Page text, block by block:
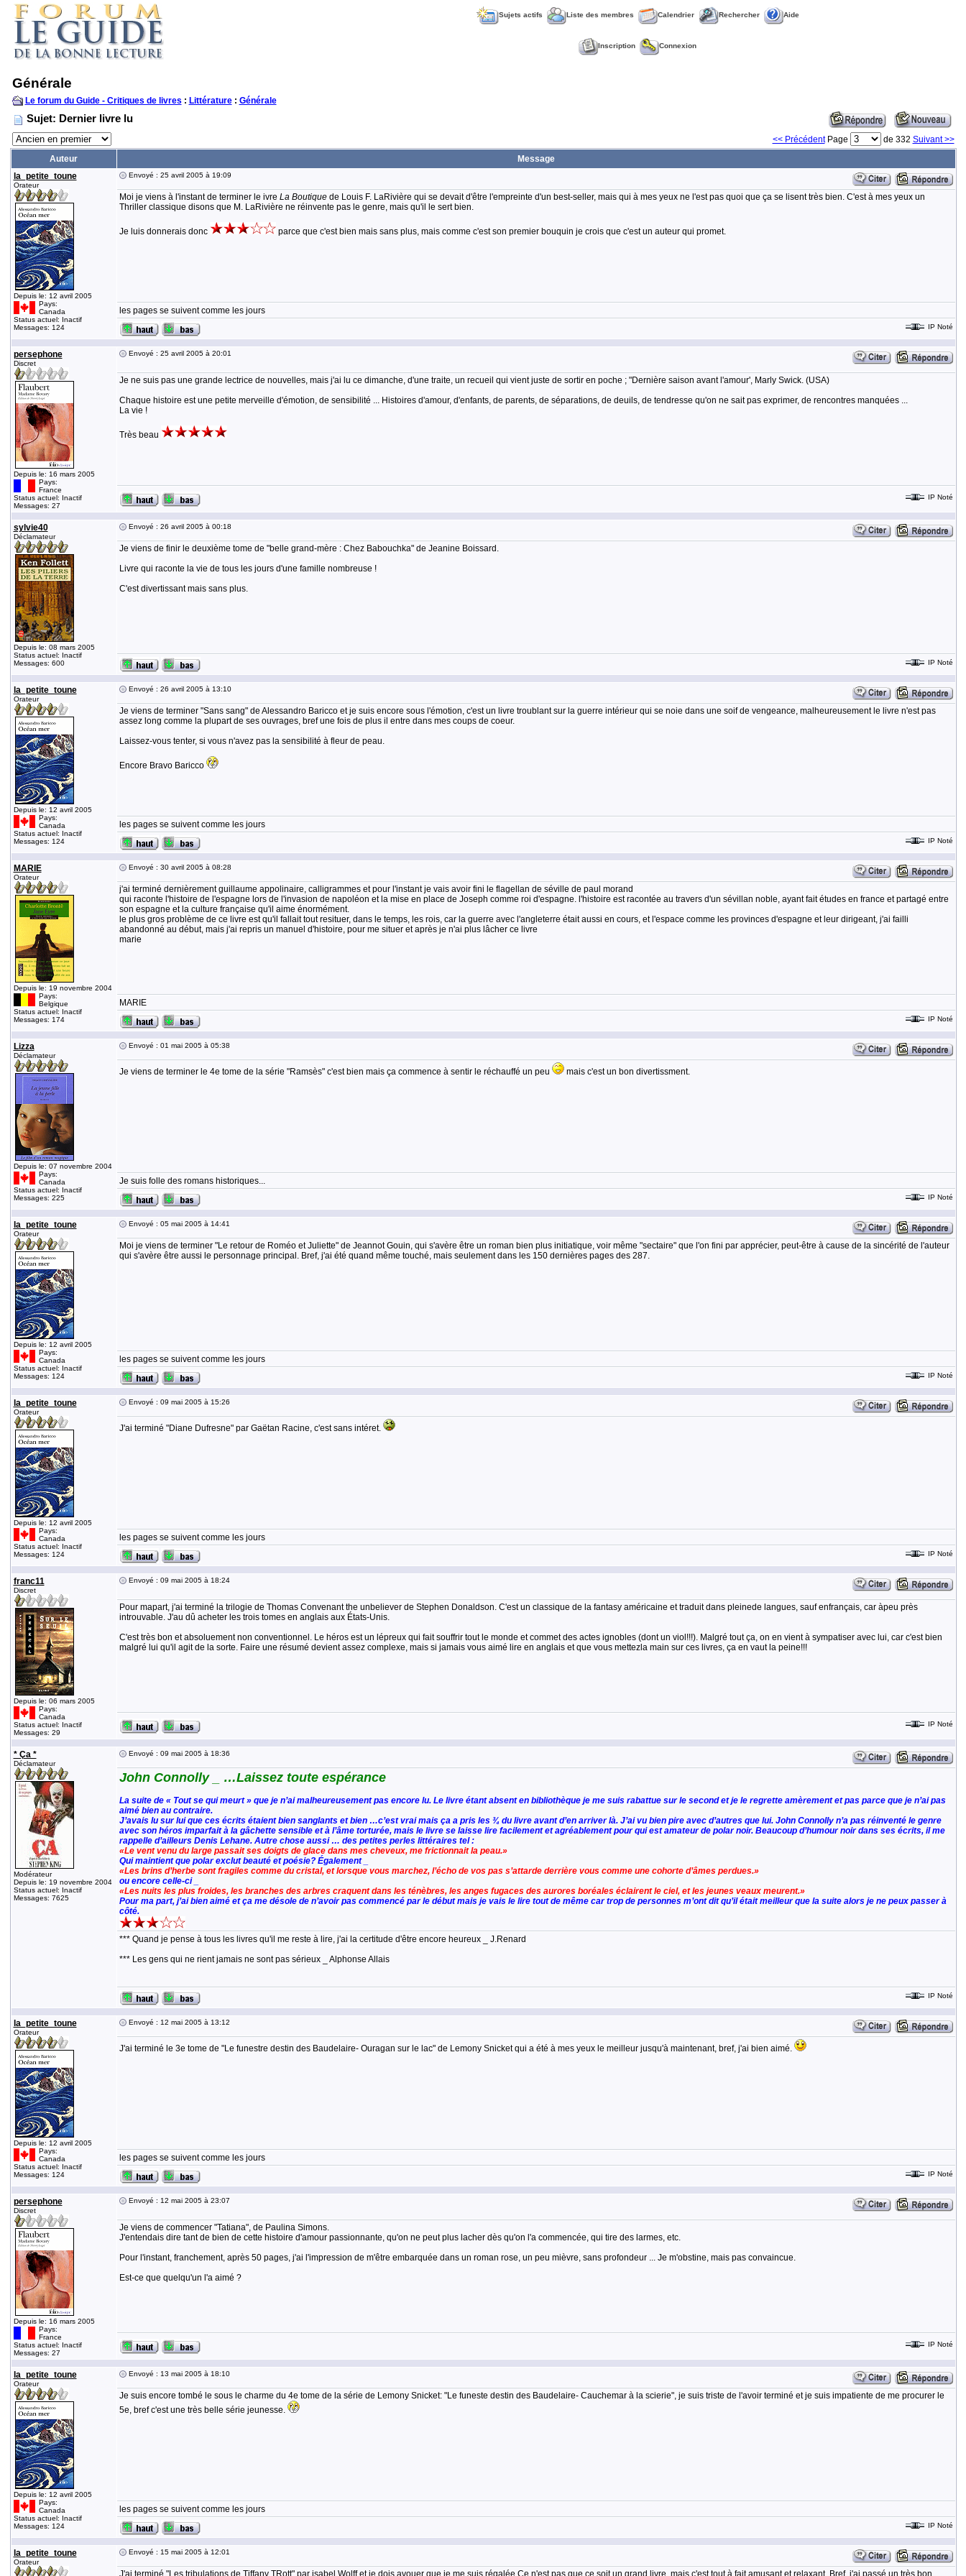
Sujets actifs Liste des membres Calendrier Rechercher Aide
Inscription Connexion
Générale
Le forum du Guide - Critiques de livres : Littérature: Générale
Sujet: Dernier livre lu
<< PrécédentPage de 332 Suivant >>
Auteur
Message
la_petite_toune
Orateur
Depuis le: 12 avril 2005
Pays:
Canada
Status actuel: Inactif
Messages: 124
Envoyé : 25 avril 2005 à 19:09
Moi je viens à l'instant de terminer le ivre La Boutiquede Louis F. LaRivière qui se devait d'être l'empreinte d'un best-seller, mais qui à mes yeux ne l'est pas quoi que ça se lisent très bien. C'est à mes yeux un
Thriller classique disons que M. LaRivière ne réinvente pas le genre, mais qu'il le sert bien.
Je luis donnerais donc parce que c'est bien mais sans plus, mais comme c'est son premier bouquin je crois que c'est un auteur qui promet.
les pages se suivent comme les jours
IP Noté
persephone
Discret
Depuis le: 16 mars 2005
Pays:
France
Status actuel: Inactif
Messages: 27
Envoyé : 25 avril 2005 à 20:01
Je ne suis pas une grande lectrice de nouvelles, mais j'ai lu ce dimanche, d'une traite, un recueil qui vient juste de sortir en poche ; "Dernière saison avant l'amour', Marly Swick. (USA)
Chaque histoire est une petite merveille d'émotion, de sensibilité ... Histoires d'amour, d'enfants, de parents, de séparations, de deuils, de tendresse qu'on ne sait pas exprimer, de rencontres manquées ...
La vie !
Très beau
IP Noté
sylvie40
Déclamateur
Depuis le: 08 mars 2005
Status actuel: Inactif
Messages: 600
Envoyé : 26 avril 2005 à 00:18
Je viens de finir le deuxième tome de "belle grand-mère : Chez Babouchka" de Jeanine Boissard.
Livre qui raconte la vie de tous les jours d'une famille nombreuse !
C'est divertissant mais sans plus.
IP Noté
la_petite_toune
Orateur
Depuis le: 12 avril 2005
Pays:
Canada
Status actuel: Inactif
Messages: 124
Envoyé : 26 avril 2005 à 13:10
Je viens de terminer "Sans sang" de Alessandro Baricco et je suis encore sous l'émotion, c'est un livre troublant sur la guerre intérieur qui se noie dans une soif de vengeance, malheureusement le livre n'est pas
assez long comme la plupart de ses ouvrages, bref une fois de plus il entre dans mes coups de coeur.
Laissez-vous tenter, si vous n'avez pas la sensibilité à fleur de peau.
Encore Bravo Baricco
les pages se suivent comme les jours
IP Noté
MARIE
Orateur
Depuis le: 19 novembre 2004
Pays:
Belgique
Status actuel: Inactif
Messages: 174
Envoyé : 30 avril 2005 à 08:28
j'ai terminé dernièrement guillaume appolinaire, calligrammes et pour l'instant je vais avoir fini le flagellan de séville de paul morand
qui raconte l'histoire de l'espagne lors de l'invasion de napoléon et la mise en place de Joseph comme roi d'espagne. l'histoire est racontée au travers d'un sévillan noble, ayant fait études en france et partagé entre
son espagne et la culture française qu'il aime énormément.
le plus gros problème de ce livre est qu'il fallait tout resituer, dans le temps, les rois, car la guerre avec l'angleterre était aussi en cours, et l'espace comme les provinces d'espagne et leur dirigeant, j'ai failli
abandonné au début, mais j'ai repris un manuel d'histoire, pour me situer et après je n'ai plus lâcher ce livre
marie
MARIE
IP Noté
Lizza
Déclamateur
Depuis le: 07 novembre 2004
Pays:
Canada
Status actuel: Inactif
Messages: 225
Envoyé : 01 mai 2005 à 05:38
Je viens de terminer le 4e tome de la série "Ramsès" c'est bien mais ça commence à sentir le réchauffé un peu mais c'est un bon divertissment.
Je suis folle des romans historiques...
IP Noté
la_petite_toune
Orateur
Depuis le: 12 avril 2005
Pays:
Canada
Status actuel: Inactif
Messages: 124
Envoyé : 05 mai 2005 à 14:41
Moi je viens de terminer "Le retour de Roméo et Juliette" de Jeannot Gouin, qui s'avère être un roman bien plus initiatique, voir même "sectaire" que l'on fini par apprécier, peut-être à cause de la sincérité de l'auteur
qui s'avère être aussi le personnage principal. Bref, j'ai été quand même touché, mais seulement dans les 150 dernières pages des 287.
les pages se suivent comme les jours
IP Noté
la_petite_toune
Orateur
Depuis le: 12 avril 2005
Pays:
Canada
Status actuel: Inactif
Messages: 124
Envoyé : 09 mai 2005 à 15:26
J'ai terminé "Diane Dufresne" par Gaëtan Racine, c'est sans intéret.
les pages se suivent comme les jours
IP Noté
franc11
Discret
Depuis le: 06 mars 2005
Pays:
Canada
Status actuel: Inactif
Messages: 29
Envoyé : 09 mai 2005 à 18:24
Pour mapart, j'ai terminé la trilogie de Thomas Convenant the unbeliever de Stephen Donaldson. C'est un classique de la fantasy américaine et traduit dans pleinede langues, sauf enfrançais, car àpeu près
introuvable. J'au dû acheter les trois tomes en anglais aux États-Unis.
C'est très bon et absoluement non conventionnel. Le héros est un lépreux qui fait souffrir tout le monde et commet des actes ignobles (dont un viol!!!). Malgré tout ça, on en vient à sympatiser avec lui, car c'est bien
malgré lui qu'il agit de la sorte. Faire une résumé devient assez complexe, mais si jamais vous aimé lire en anglais et que vous mettezla main sur ces livres, ça en vaut la peine!!!
IP Noté
* Ça *
Déclamateur
Modérateur
Depuis le: 19 novembre 2004
Status actuel: Inactif
Messages: 7625
Envoyé : 09 mai 2005 à 18:36
John Connolly _ …Laissez toute espérance
La suite de « Tout se qui meurt » que je n’ai malheureusement pas encore lu. Le livre étant absent en bibliothèque je me suis rabattue sur le second et je le regrette amèrement et pas parce que je n’ai pas
aimé bien au contraire.
J’avais lu sur lui que ces écrits étaient bien sanglants et bien …c’est vrai mais ça a pris les ¾ du livre avant d’en arriver là. J’ai vu bien pire avec d’autres que lui. John Connolly n’a pas réinventé le genre
avec son héros imparfait à la gâchette sensible et à l’âme torturée, mais le livre se laisse lire facilement et agréablement pour qui est amateur de polar noir. Beaucoup d’humour noir dans ses écrits, il me
rappelle d’ailleurs Denis Lehane. Autre chose aussi … des petites perles littéraires tel :
«Le vent venu du large passait ses doigts de glace dans mes cheveux, me frictionnait la peau.»
Qui maintient que polar exclut beauté et poésie? Également _
«Les brins d’herbe sont fragiles comme du cristal, et lorsque vous marchez, l’écho de vos pas s’attarde derrière vous comme une cohorte d’âmes perdues.»
ou encore celle-ci _
«Les nuits les plus froides, les branches des arbres craquent dans les ténèbres, les anges fugaces des aurores boréales éclairent le ciel, et les jeunes veaux meurent.»
Pour ma part, j’ai bien aimé et ça me désole de n’avoir pas commencé par le début mais je vais le lire tout de même car trop de personnes m’ont dit qu’il était meilleur que la suite alors je ne peux passer à
côté.
*** Quand je pense à tous les livres qu'il me reste à lire, j'ai la certitude d'être encore heureux _ J.Renard
*** Les gens qui ne rient jamais ne sont pas sérieux _ Alphonse Allais
IP Noté
la_petite_toune
Orateur
Depuis le: 12 avril 2005
Pays:
Canada
Status actuel: Inactif
Messages: 124
Envoyé : 12 mai 2005 à 13:12
J'ai terminé le 3e tome de "Le funestre destin des Baudelaire- Ouragan sur le lac" de Lemony Snicket qui a été à mes yeux le meilleur jusqu'à maintenant, bref, j'ai bien aimé.
les pages se suivent comme les jours
IP Noté
persephone
Discret
Depuis le: 16 mars 2005
Pays:
France
Status actuel: Inactif
Messages: 27
Envoyé : 12 mai 2005 à 23:07
Je viens de commencer "Tatiana", de Paulina Simons.
J'entendais dire tant de bien de cette histoire d'amour passionnante, qu'on ne peut plus lacher dès qu'on l'a commencée, qui tire des larmes, etc.
Pour l'instant, franchement, après 50 pages, j'ai l'impression de m'être embarquée dans un roman rose, un peu mièvre, sans profondeur ... Je m'obstine, mais pas convaincue.
Est-ce que quelqu'un l'a aimé ?
IP Noté
la_petite_toune
Orateur
Depuis le: 12 avril 2005
Pays:
Canada
Status actuel: Inactif
Messages: 124
Envoyé : 13 mai 2005 à 18:10
Je suis encore tombé le sous le charme du 4e tome de la série de Lemony Snicket: "Le funeste destin des Baudelaire- Cauchemar à la scierie", je suis triste de l'avoir terminé et je suis impatiente de me procurer le
5e, bref c'est une très belle série jeunesse.
les pages se suivent comme les jours
IP Noté
la_petite_toune
Orateur
Envoyé : 15 mai 2005 à 12:01
J'ai terminé "Les tribulations de Tiffany TRott" par isabel Wolff et je dois avouer que je me suis régalée.Ce n'est pas que ce soit un grand livre, mais c'est tout à fait amusant et relaxant. Bref, j'ai passé un très bon